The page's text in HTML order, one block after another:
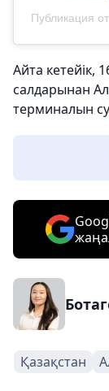
Публикация
Айта кетейік,
салдарынан
терминалын су
Қазақстан